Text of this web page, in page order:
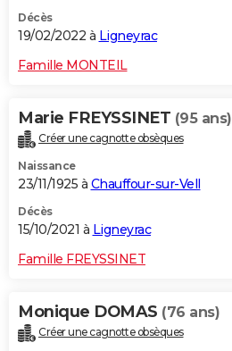
Décès
19/02/2022 à Ligneyrac
Famille MONTEIL
Marie FREYSSINET (95 ans)
Créer une cagnotte obsèques
Naissance
23/11/1925 à Chauffour-sur-Vell
Décès
15/10/2021 à Ligneyrac
Famille FREYSSINET
Monique DOMAS (76 ans)
Créer une cagnotte obsèques